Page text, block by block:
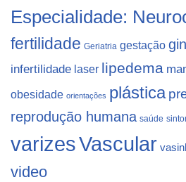
Especialidade:
fertilidade Geriatria gestação
infertilidade laser lipedema
obesidade orientações plástica
reprodução humana saúde
varizesVascular
video